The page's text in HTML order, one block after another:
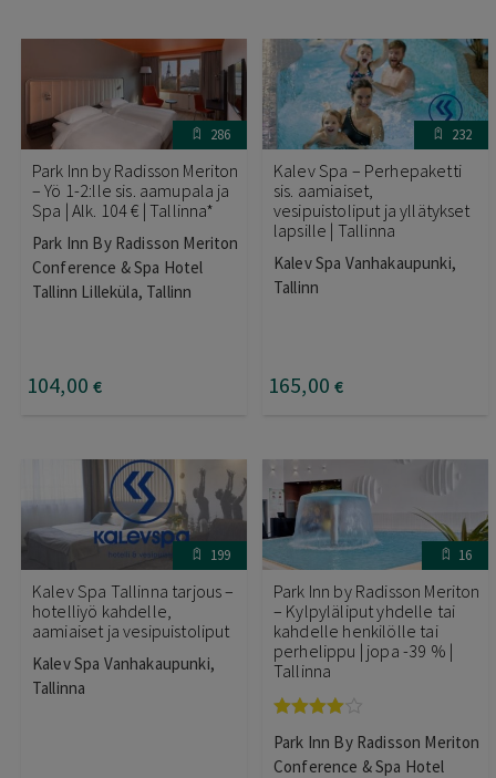
286
Park Inn by Radisson Meriton
– Yö 1-2:lle sis. aamupala ja
Spa | Alk. 104 € | Tallinna*
Park Inn By Radisson Meriton
Conference & Spa Hotel
Tallinn Lilleküla, Tallinn
104,00 €
232
Kalev Spa – Perhepaketti
sis. aamiaiset,
vesipuistoliput ja yllätykset
lapsille | Tallinna
Kalev Spa Vanhakaupunki,
Tallinn
165,00 €
199
Kalev Spa Tallinna tarjous –
hotelliyö kahdelle,
aamiaiset ja vesipuistoliput
Kalev Spa Vanhakaupunki,
Tallinna
16
Park Inn by Radisson Meriton
– Kylpyläliput yhdelle tai
kahdelle henkilölle tai
perhelippu | jopa -39 % |
Tallinna
tuotteesta:
4.00/ 5
Park Inn By Radisson Meriton
Conference & Spa Hotel